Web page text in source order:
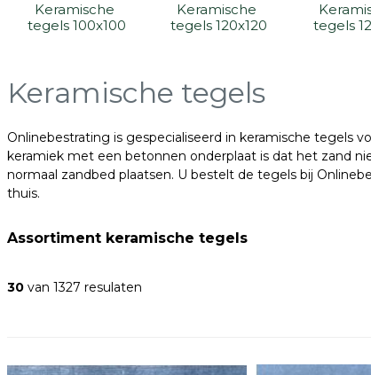
Keramische
tegels 100x100
Keramische
tegels 120x120
tegels
Keramische tegels
Onlinebestrating is gespecialiseerd in keramische tegels
keramiek met een betonnen onderplaat is dat het zand
normaal zandbed plaatsen. U bestelt de tegels bij
thuis.
Assortiment keramische tegels
30van 1327 resulaten